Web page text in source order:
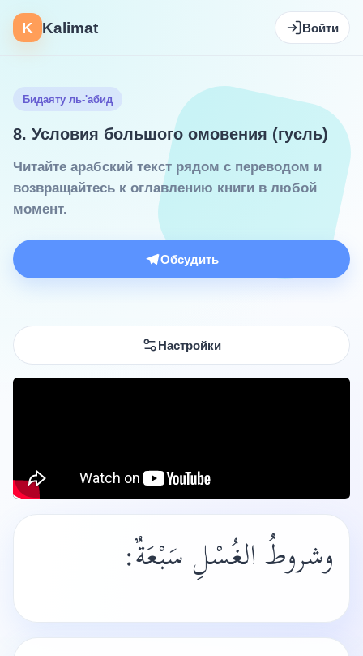
K Kalimat Войти
Бидаяту ль-'абид
8. Условия большого омовения (гусль)
Читайте арабский текст рядом с переводом и
возвращайтесь к оглавлению книги в любой
момент.
Обсудить
Настройки
وشروطُ الغُسْلِ سَبْعَةٌ: